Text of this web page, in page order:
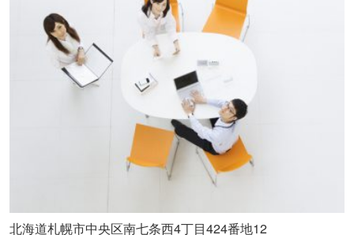
北海道札幌市中央区南七条西4丁目424番地12